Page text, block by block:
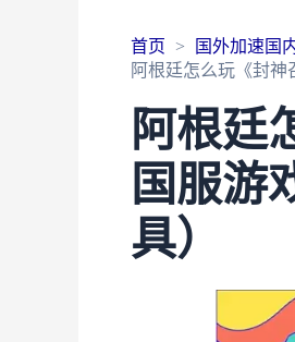
首页
国外加速国
阿根廷怎么玩《封神
阿根廷
国服游
具）